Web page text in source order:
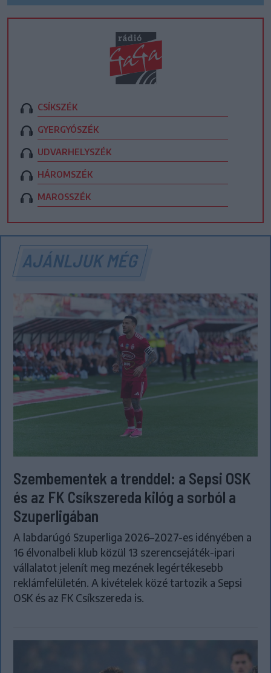
CSÍKSZÉK
GYERGYÓSZÉK
UDVARHELYSZÉK
HÁROMSZÉK
MAROSSZÉK
AJÁNLJUK MÉG
Szembementek a trenddel: a Sepsi OSK
és az FK Csíkszereda kilóg a sorból a
Szuperligában
A labdarúgó Szuperliga 2026–2027-es idényében a
16 élvonalbeli klub közül 13 szerencsejáték-ipari
vállalatot jelenít meg mezének legértékesebb
reklámfelületén. A kivételek közé tartozik a Sepsi
OSK és az FK Csíkszereda is.